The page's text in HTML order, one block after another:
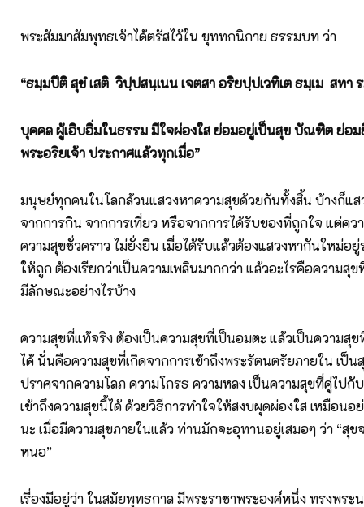
พระสัมมาสัมพุทธเจ้าได้ตรัสไว้ใน ขุททกนิกาย ธรรมบท ว่า
“ธมฺมปีติ สุขํ เสติ วิปฺปสนฺเนน เจตสาอริยปฺปเวทิเต ธมฺเม สทา
บุคคล ผู้เอิบอิ่มในธรรม มีใจผ่องใส ย่อมอยู่เป็นสุข บัณฑิต ย่อ
พระอริยเจ้า ประกาศแล้วทุกเมื่อ”
มนุษย์ทุกคนในโลกล้วนแสวงหาความสุขด้วยกันทั้งสิ้น บ้างก็แส
จากการกิน จากการเที่ยว หรือจากการได้รับของที่ถูกใจ แต่คว
ความสุขชั่วคราว ไม่ยั่งยืน เมื่อได้รับแล้วต้องแสวงหากันใหม่อยู่
ให้ถูก ต้องเรียกว่าเป็นความเพลินมากกว่า แล้วอะไรคือความสุ
มีลักษณะอย่างไรบ้าง
ความสุขที่แท้จริง ต้องเป็นความสุขที่เป็นอมตะ แล้วเป็นความสุข
ได้ นั่นคือความสุขที่เกิดจากการเข้าถึงพระรัตนตรัยภายใน เป็น
ปราศจากความโลภ ความโกรธ ความหลง เป็นความสุขที่คู่ไปกั
เข้าถึงความสุขนี้ได้ ด้วยวิธีการทำใจให้สงบผุดผ่องใส เหมือนอ
นะ เมื่อมีความสุขภายในแล้ว ท่านมักจะอุทานอยู่เสมอๆ ว่า “สุ
หนอ”
เรื่องมีอยู่ว่า ในสมัยพุทธกาล มีพระราชาพระองค์หนึ่ง ทรงพระ